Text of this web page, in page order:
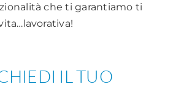
che ti garantiamo ti
IL TUO